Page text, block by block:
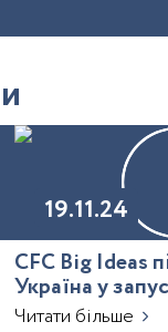
и
19.11.24
CFC Big Ideas
Україна у
з ШІ
Читати більше